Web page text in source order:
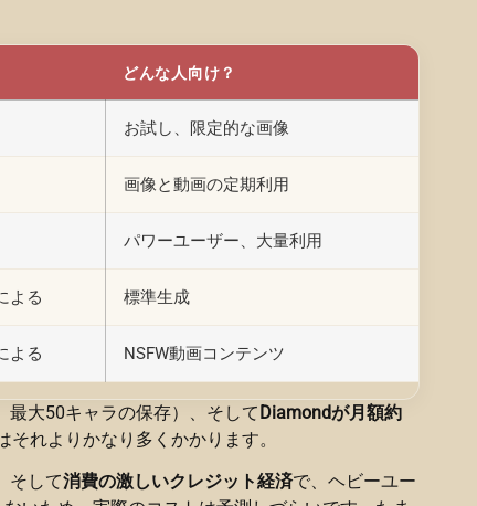
どんな人向け？
お試し、限定的な画像
画像と動画の定期利用
パワーユーザー、大量利用
よる 標準生成
よる NSFW動画コンテンツ
最大50キャラの保存）、そしてDiamondが月額約
れよりかなり多くかかります。
そして消費の激しいクレジット経済で、ヘビーユー